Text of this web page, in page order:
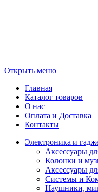
Открыть меню
Главная
Каталог товаров
О нас
Оплата и Доставка
Контакты
Электроника и
Аксессуары
Колонки и
Аксессуары
Системы и
Наушники,